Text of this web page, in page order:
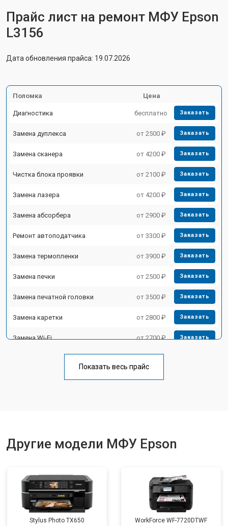
Прайс лист на ремонт МФУ Epson
L3156
Дата обновления прайса: 19.07.2026
Поломка Цена
Диагностика бесплатно Заказать
Замена дуплекса от 2500 ₽ Заказать
Замена сканера от 4200 ₽ Заказать
Чистка блока проявки от 2100 ₽ Заказать
Замена лазера от 4200 ₽ Заказать
Замена абсорбера от 2900 ₽ Заказать
Ремонт автоподатчика от 3300 ₽ Заказать
Замена термопленки от 3900 ₽ Заказать
Замена печки от 2500 ₽ Заказать
Замена печатной головки от 3500 ₽ Заказать
Замена каретки от 2800 ₽ Заказать
Замена Wi-Fi от 2700 ₽ Заказать
от 3500 ₽
Показать весь прайс
Другие модели МФУ Epson
Stylus Photo TX650 WorkForce WF-7720DTWF